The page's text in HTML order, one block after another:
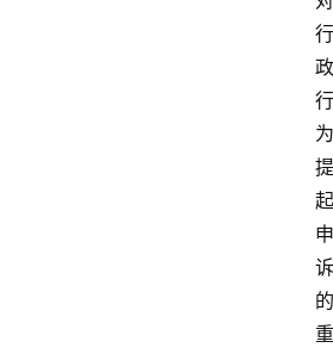
行
政
行
为
提
起
申
诉
的
重